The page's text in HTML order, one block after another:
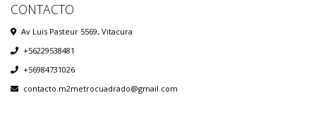
CONTACTO
Av Luis Pasteur 5569, Vitacura
+56229538481
+56984731026
contacto.m2metrocuadrado@gmail.com